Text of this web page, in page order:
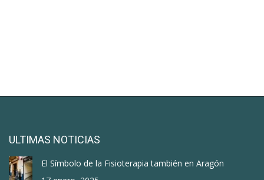
ULTIMAS NOTICIAS
El Símbolo de la Fisioterapia también en Aragón